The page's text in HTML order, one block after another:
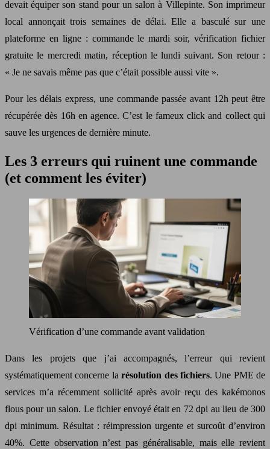
devait équiper son stand pour un salon à Villepinte. Son imprimeur
local annonçait trois semaines de délai. Elle a basculé sur une
plateforme en ligne : commande le mardi soir, vérification fichier
gratuite le mercredi matin, réception le lundi suivant. Son retour :
« Je ne savais même pas que c’était possible aussi vite ».
Pour les délais express, une commande passée avant 12h peut être
récupérée dès 16h en agence. C’est le fameux click and collect qui
sauve les urgences de dernière minute.
Les 3 erreurs qui ruinent une commande
(et comment les éviter)
Vérification d’une commande avant validation
Dans les projets que j’ai accompagnés, l’erreur qui revient
systématiquement concerne larésolution des fichiers. Une PME de
services m’a récemment sollicité après avoir reçu des kakémonos
flous pour un salon. Le fichier envoyé était en 72 dpi au lieu de 300
dpi minimum. Résultat : réimpression urgente et surcoût d’environ
40%. Cette observation n’est pas généralisable, mais elle revient